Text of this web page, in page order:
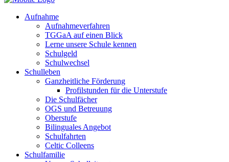
Aufnahme
Aufnahmeverfahren
TGGaA auf einen Blick
Lerne unsere Schule kennen
Schulgeld
Schulwechsel
Schulleben
Ganzheitliche Förderung
Profilstunden für die Unterstufe
Die Schulfächer
OGS und Betreuung
Oberstufe
Bilinguales Angebot
Schulfahrten
Celtic Colleens
Schulfamilie